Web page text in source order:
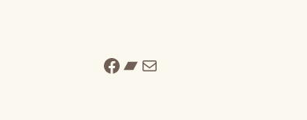
Facebook
Bandcamp
Mail